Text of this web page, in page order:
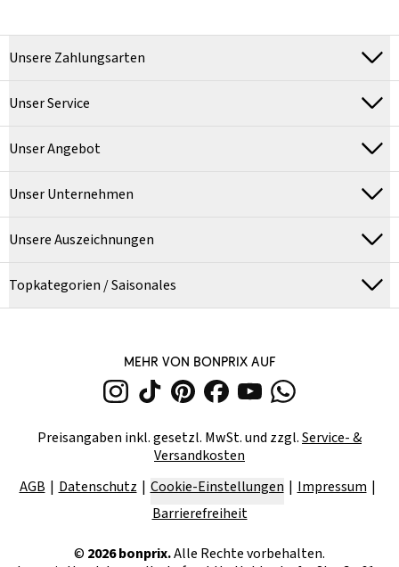
Unsere Zahlungsarten
Unser Service
Unser Angebot
Unser Unternehmen
Unsere Auszeichnungen
Topkategorien / Saisonales
MEHR VON BONPRIX AUF
Preisangaben inkl. gesetzl. MwSt. und zzgl.Service- &
Versandkosten
AGB
Datenschutz Cookie-Einstellungen
Impressum
Barrierefreiheit
© 2026bonprix.Alle Rechte vorbehalten.